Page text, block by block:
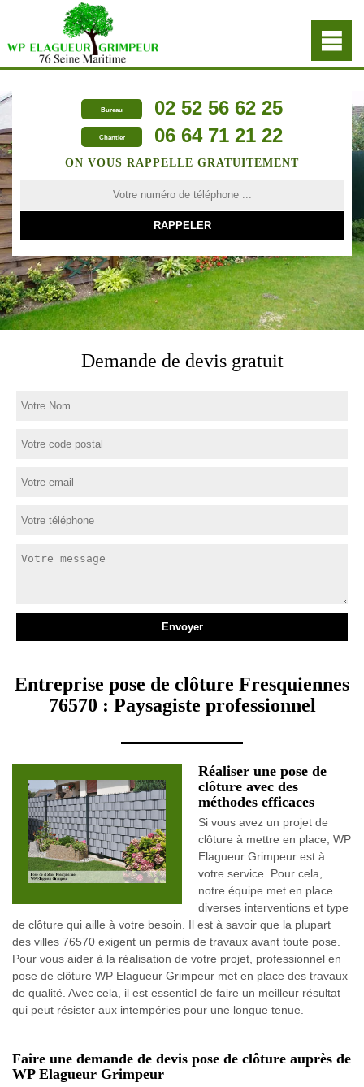
Bureau 02 52 56 62 25
Chantier 06 64 71 21 22
ON VOUS RAPPELLE GRATUITEMENT
Demande de devis gratuit
Entreprise pose de clôture Fresquiennes
76570 : Paysagiste professionnel
Réaliser une pose de
clôture avec des
méthodes efficaces
Si vous avez un projet de
clôture à mettre en place, WP
Elagueur Grimpeur est à
votre service. Pour cela,
notre équipe met en place
diverses interventions et type
de clôture qui aille à votre besoin. Il est à savoir que la plupart
des villes 76570 exigent un permis de travaux avant toute pose.
Pour vous aider à la réalisation de votre projet, professionnel en
pose de clôture WP Elagueur Grimpeur met en place des travaux
de qualité. Avec cela, il est essentiel de faire un meilleur résultat
qui peut résister aux intempéries pour une longue tenue.
Faire une demande de devis pose de clôture auprès de
WP Elagueur Grimpeur